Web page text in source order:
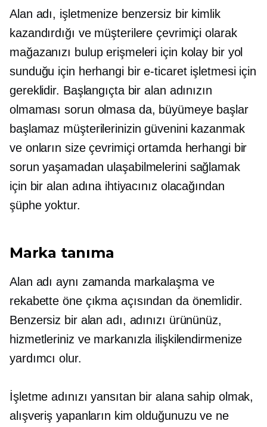
Alan adı, işletmenize benzersiz bir kimlik
kazandırdığı ve müşterilere çevrimiçi olarak
mağazanızı bulup erişmeleri için kolay bir yol
sunduğu için herhangi bir e-ticaret işletmesi için
gereklidir. Başlangıçta bir alan adınızın
olmaması sorun olmasa da, büyümeye başlar
başlamaz müşterilerinizin güvenini kazanmak
ve onların size çevrimiçi ortamda herhangi bir
sorun yaşamadan ulaşabilmelerini sağlamak
için bir alan adına ihtiyacınız olacağından
şüphe yoktur.
Marka tanıma
Alan adı aynı zamanda markalaşma ve
rekabette öne çıkma açısından da önemlidir.
Benzersiz bir alan adı, adınızı ürününüz,
hizmetleriniz ve markanızla ilişkilendirmenize
yardımcı olur.
İşletme adınızı yansıtan bir alana sahip olmak,
alışveriş yapanların kim olduğunuzu ve ne